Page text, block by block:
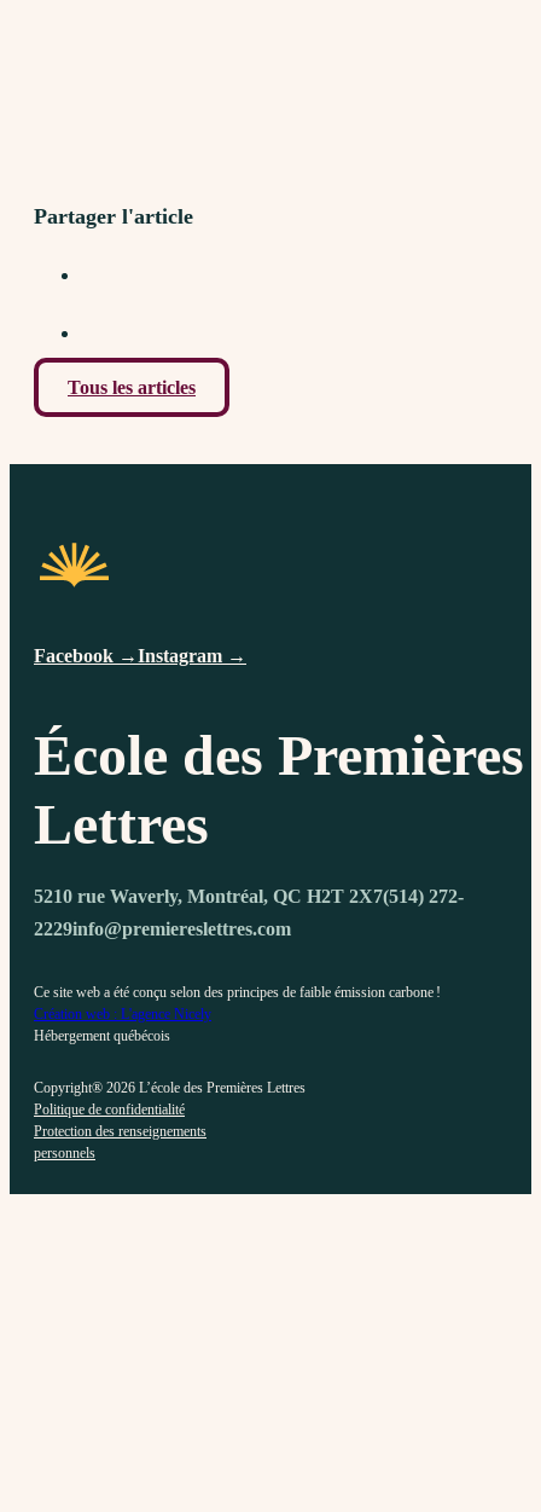
Partager l'article
Tous les articles
Facebook →Instagram →
École des Premières
Lettres
5210 rue Waverly, Montréal, QC H2T 2X7(514) 272-
2229info@premiereslettres.com
Ce site web a été conçu selon des principes de faible émission carbone !
Création web : L'agence Nicely
Hébergement québécois
Copyright® 2026 L’école des Premières Lettres
Politique de confidentialité
Protection des renseignements
personnels